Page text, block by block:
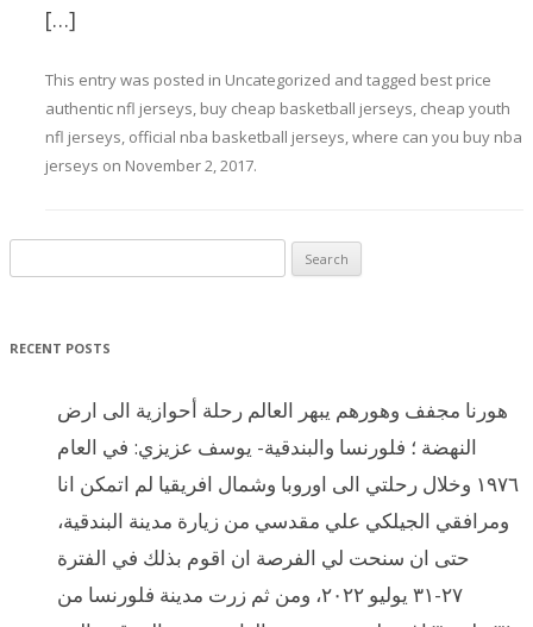
[…]
This entry was posted in Uncategorized and tagged best price
authentic nfl jerseys, buy cheap basketball jerseys, cheap youth
nfl jerseys, official nba basketball jerseys,where can you buy nba
jerseys on November 2, 2017.
RECENT POSTS
هورنا مجفف وهورهم يبهر العالم رحلة أحوازية الى ارض
النهضة ؛ فلورنسا والبندقية- يوسف عزيزي: في العام
١٩٧٦ وخلال رحلتي الى اوروبا وشمال افريقيا لم اتمكن انا
ومرافقي الجيلكي علي مقدسي من زيارة مدينة البندقية،
حتى ان سنحت لي الفرصة ان اقوم بذلك في الفترة
٢٧-٣١ يوليو ٢٠٢٢، ومن ثم زرت مدينة فلورنسا من